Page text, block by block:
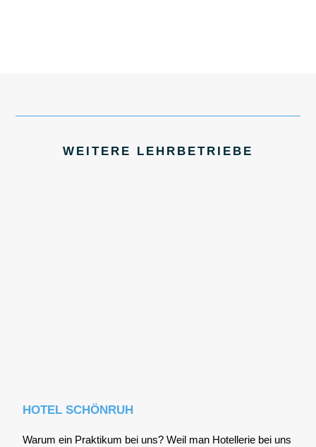
WEITERE LEHRBETRIEBE
HOTEL SCHÖNRUH
War­um ein Prak­ti­kum bei uns? Weil man Hotel­le­rie bei uns